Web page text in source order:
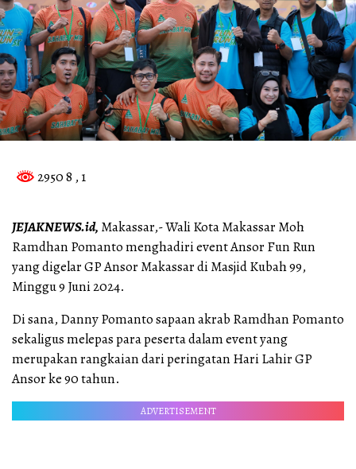
2950 8 , 1
JEJAKNEWS.id, Makassar,- Wali Kota Makassar Moh
Ramdhan Pomanto menghadiri event Ansor Fun Run
yang digelar GP Ansor Makassar di Masjid Kubah 99,
Minggu 9 Juni 2024.
Di sana, Danny Pomanto sapaan akrab Ramdhan Pomanto
sekaligus melepas para peserta dalam event yang
merupakan rangkaian dari peringatan Hari Lahir GP
Ansor ke 90 tahun.
ADVERTISEMENT